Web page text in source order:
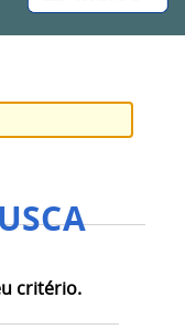
critério.